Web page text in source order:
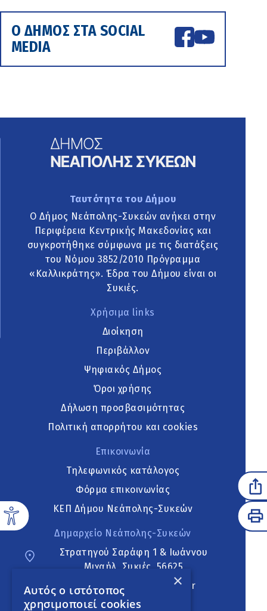
Ο ΔΗΜΟΣ ΣΤΑ SOCIAL
MEDIA
Ταυτότητα του Δήμου
Ο Δήμος Νεάπολης-Συκεών ανήκει στην
Περιφέρεια Κεντρικής Μακεδονίας και
συγκροτήθηκε σύμφωνα με τις διατάξεις
του Νόμου 3852/2010 Πρόγραμμα
«Καλλικράτης». Έδρα του Δήμου είναι οι
Συκιές.
Χρήσιμα links
Διοίκηση
Περιβάλλον
Ψηφιακός Δήμος
Όροι χρήσης
Δήλωση προσβασιμότητας
Πολιτική απορρήτου και cookies
Επικοινωνία
Τηλεφωνικός κατάλογος
Φόρμα επικοινωνίας
ΚΕΠ Δήμου Νεάπολης-Συκεών
Δημαρχείο Νεάπολης-Συκεών
Στρατηγού Σαράφη 1 & Ιωάννου
Μιχαήλ, Συκιές, 56625
neapoli.sykies@ddt.gov.gr
×
Αυτός ο ιστότοπος
χρησιμοποιεί cookies